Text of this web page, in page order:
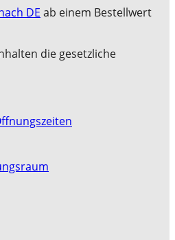
DE ab einem Bestellwert
die gesetzliche